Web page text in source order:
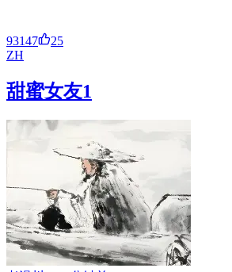
93147
25
ZH
甜蜜女友1